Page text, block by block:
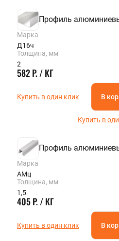
Профиль
Марка
Д16ч
Толщина, мм
2
582 Р. / КГ
Купить в один клик В
Купить в
Профиль
Марка
АМц
Толщина, мм
1,5
405 Р. / КГ
Купить в один клик В